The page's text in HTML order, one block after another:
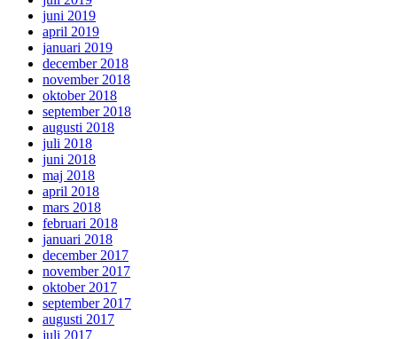
juni 2019
april 2019
januari 2019
december 2018
november 2018
oktober 2018
september 2018
augusti 2018
juli 2018
juni 2018
maj 2018
april 2018
mars 2018
februari 2018
januari 2018
december 2017
november 2017
oktober 2017
september 2017
augusti 2017
juli 2017